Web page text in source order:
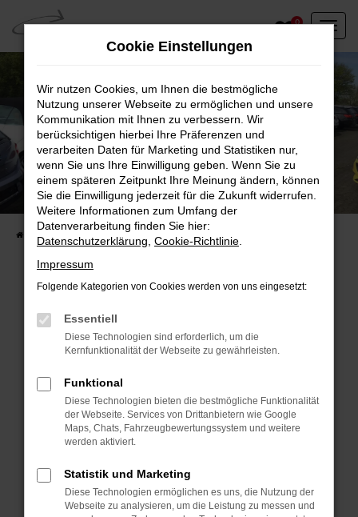
Zum
Hauptinhalt
springen
0
Unser Fahrzeugbestand vor Ort
Entdecken Sie unsere sofort verfügbaren
Fahrzeugangebote
Fehler: Network Error
Beim Laden ist ein Fehler aufgetreten.
Hier sind ein paar Tipps, die dir helfen können:
Überprüfe deine Firewall und deine
Internetverbindung.
Laden andere Webseiten, zum Beispiel deine
Suchmaschine?
Manche Erweiterungen, wie Werbeblocker,
können das Laden bestimmter Seiten
Cookie Einstellungen
Wir nutzen Cookies, um Ihnen die bestmögliche
Nutzung unserer Webseite zu ermöglichen und unsere
Kommunikation mit Ihnen zu verbessern. Wir
berücksichtigen hierbei Ihre Präferenzen und
verarbeiten Daten für Marketing und Statistiken nur,
wenn Sie uns Ihre Einwilligung geben. Wenn Sie zu
einem späteren Zeitpunkt Ihre Meinung ändern, können
Sie die Einwilligung jederzeit für die Zukunft widerrufen.
Weitere Informationen zum Umfang der
Datenverarbeitung finden Sie hier:
Datenschutzerklärung Cookie-Richtlinie
Impressum
Folgende Kategorien von Cookies werden von uns eingesetzt:
Essentiell
Diese Technologien sind erforderlich, um die
Kernfunktionalität der Webseite zu gewährleisten.
Funktional
Diese Technologien bieten die bestmögliche Funktionalität
der Webseite. Services von Drittanbietern wie Google
Maps, Chats, Fahrzeugbewertungssystem und weitere
werden aktiviert.
Statistik und Marketing
Diese Technologien ermöglichen es uns, die Nutzung der
Webseite zu analysieren, um die Leistung zu messen und